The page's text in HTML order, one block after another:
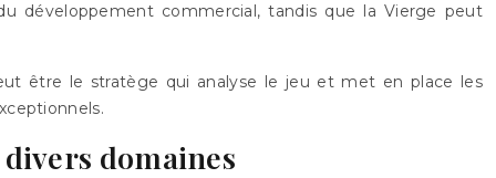
développement commercial, tandis que la Vierge peut
être le stratège qui analyse le jeu et met en place les
domaines